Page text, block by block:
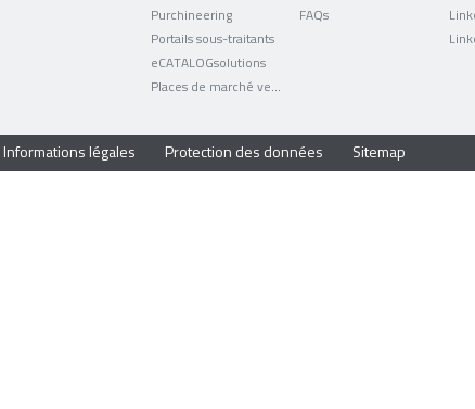
Purchineering
Portails sous-traitants
eCATALOGsolutions
FAQs
Informations légales Protection des données Sitemap